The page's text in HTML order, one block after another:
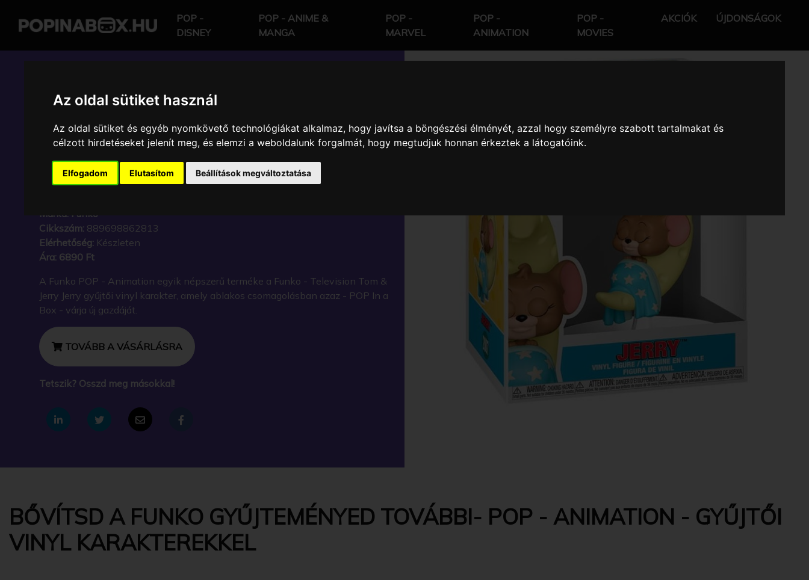
Az oldal sütiket használ
Az oldal sütiket és egyéb nyomkövető technológiákat alkalmaz, hogy javítsa a böngészési élményét, azzal hogy személyre szabott tartalmakat és
célzott hirdetéseket jelenít meg, és elemzi a weboldalunk forgalmát, hogy megtudjuk honnan érkeztek a látogatóink.
Elfogadom Elutasítom Beállítások megváltoztatása
POP -
DISNEY
POP - ANIME &
MANGA
POP -
MARVEL
POP -
ANIMATION
POP -
MOVIES
AKCIÓK ÚJDONSÁGOK
POP IN A BOX HU
FUNKO - TELEVISION TOM &
JERRY JERRY GYŰJTŐI VINYL
KARAKTER
Márka: Funko
Cikkszám: 889698862813
Elérhetőség: Készleten
Ára: 6890 Ft
A Funko POP - Animation egyik népszerű terméke a Funko - Television Tom &
Jerry Jerry gyűjtői vinyl karakter, amely ablakos csomagolásban azaz - POP In a
Box - várja új gazdáját.
TOVÁBB A VÁSÁRLÁSRA
Tetszik? Osszd meg másokkal!
BŐVÍTSD A FUNKO GYŰJTEMÉNYED TOVÁBBI- POP - ANIMATION - GYŰJTŐI
VINYL KARAKTEREKKEL